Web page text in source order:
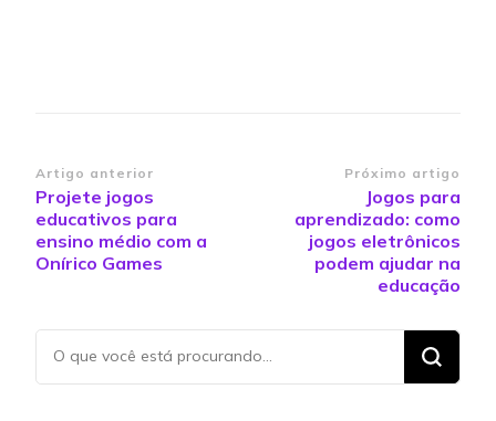
Navegação
de
post
Artigo anterior
Projete jogos
educativos para
ensino médio com a
Onírico Games
Próximo artigo
Jogos para
aprendizado: como
jogos eletrônicos
podem ajudar na
educação
Procurando
algo?